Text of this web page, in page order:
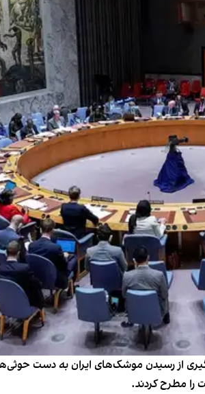
از رسیدن موشک‌های ایران به دست
را مطرح کردند.